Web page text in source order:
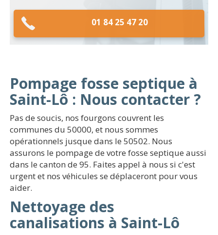
01 84 25 47 20
Pompage fosse septique à
Saint-Lô : Nous contacter ?
Pas de soucis, nos fourgons couvrent les
communes du 50000, et nous sommes
opérationnels jusque dans le 50502. Nous
assurons le pompage de votre fosse septique aussi
dans le canton de 95. Faites appel à nous si c'est
urgent et nos véhicules se déplaceront pour vous
aider.
Nettoyage des
canalisations à Saint-Lô